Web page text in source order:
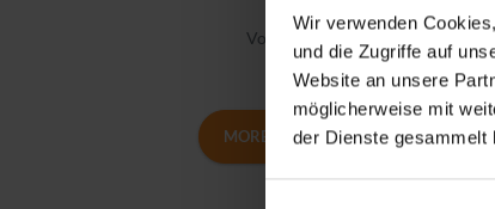
Wir verwenden
und die Zugriffe auf
Website an unsere
möglicherweise mit
der Dienste gesammelt
Licence
Volume licence
MORE INFORMATION